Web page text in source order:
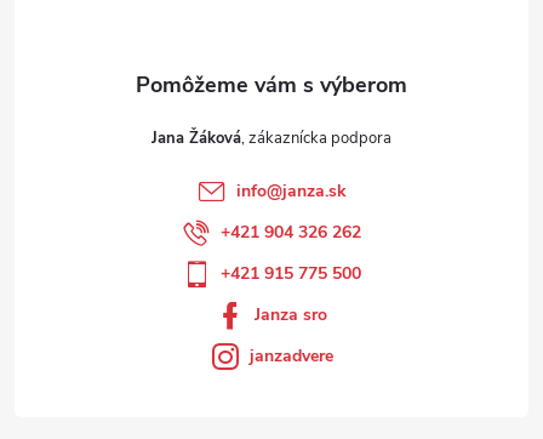
Jana Žáková
info@janza.sk
+421 904 326 262
+421 915 775 500
Janza sro
janzadvere